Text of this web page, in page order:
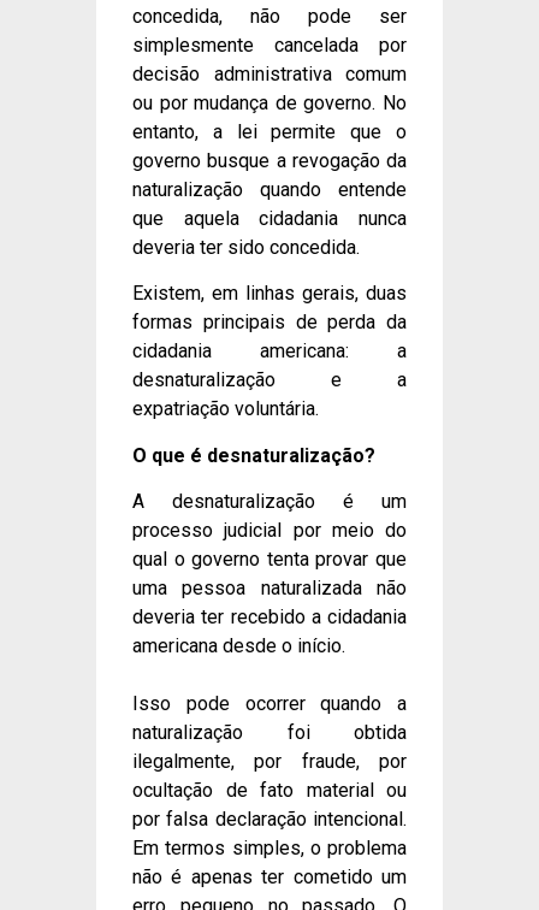
concedida, não pode ser
simplesmente cancelada por
decisão administrativa comum
ou por mudança de governo. No
entanto, a lei permite que o
governo busque a revogação da
naturalização quando entende
que aquela cidadania nunca
deveria ter sido concedida.
Existem, em linhas gerais, duas
formas principais de perda da
cidadania americana: a
desnaturalização e a
expatriação voluntária.
O que é desnaturalização?
A desnaturalização é um
processo judicial por meio do
qual o governo tenta provar que
uma pessoa naturalizada não
deveria ter recebido a cidadania
americana desde o início.
Isso pode ocorrer quando a
naturalização foi obtida
ilegalmente, por fraude, por
ocultação de fato material ou
por falsa declaração intencional.
Em termos simples, o problema
não é apenas ter cometido um